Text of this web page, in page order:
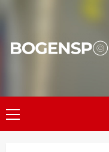
Primary
Menu